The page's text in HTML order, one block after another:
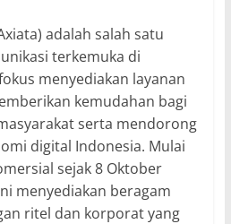
adalah salah satu
terkemuka di
menyediakan layanan
kemudahan bagi
serta mendorong
digital Indonesia. Mulai
sejak 8 Oktober
menyediakan beragam
ritel dan korporat yang